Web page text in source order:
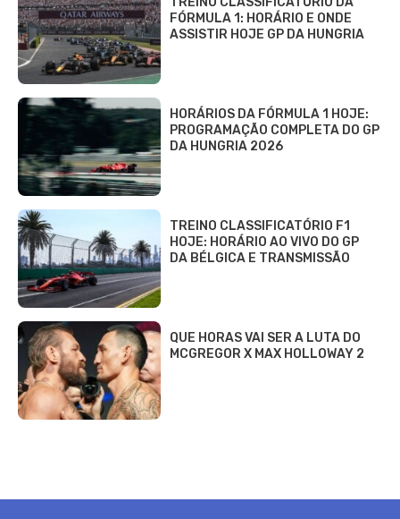
FÓRMULA 1: HORÁRIO E ONDE
ASSISTIR HOJE GP DA HUNGRIA
HORÁRIOS DA FÓRMULA 1 HOJE:
PROGRAMAÇÃO COMPLETA DO GP
DA HUNGRIA 2026
TREINO CLASSIFICATÓRIO F1
HOJE: HORÁRIO AO VIVO DO GP
DA BÉLGICA E TRANSMISSÃO
QUE HORAS VAI SER A LUTA DO
MCGREGOR X MAX HOLLOWAY 2